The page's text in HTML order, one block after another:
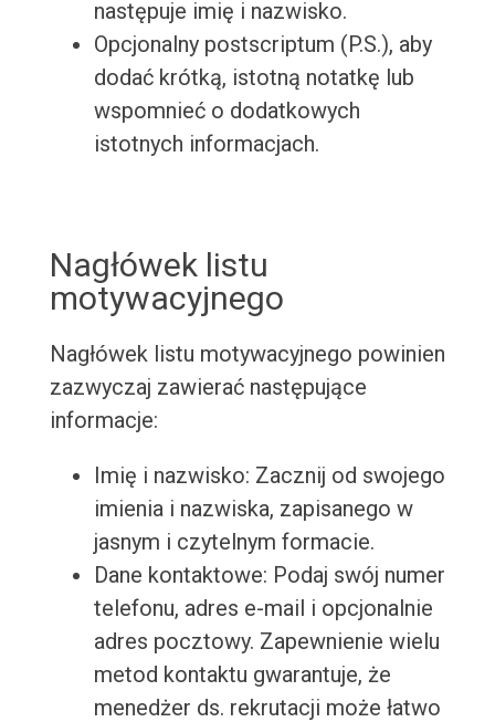
następuje imię i nazwisko.
Opcjonalny postscriptum (P.S.), aby
dodać krótką, istotną notatkę lub
wspomnieć o dodatkowych
istotnych informacjach.
Nagłówek listu
motywacyjnego
Nagłówek listu motywacyjnego powinien
zazwyczaj zawierać następujące
informacje:
Imię i nazwisko: Zacznij od swojego
imienia i nazwiska, zapisanego w
jasnym i czytelnym formacie.
Dane kontaktowe: Podaj swój numer
telefonu, adres e-mail i opcjonalnie
adres pocztowy. Zapewnienie wielu
metod kontaktu gwarantuje, że
menedżer ds. rekrutacji może łatwo